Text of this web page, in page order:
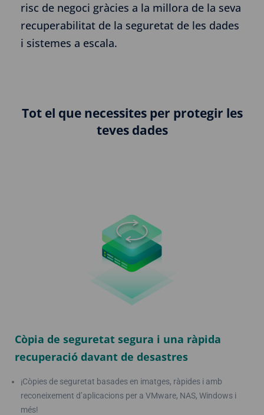
risc de negoci gràcies a la millora de la seva
recuperabilitat de la seguretat de les dades
i sistemes a escala.
Tot el que necessites per protegir les
teves dades
Còpia de seguretat segura i una ràpida
recuperació davant de desastres
¡Còpies de seguretat basades en imatges, ràpides i amb
reconeixement d’aplicacions per a VMware, NAS, Windows i
més!